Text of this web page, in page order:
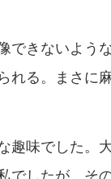
できないよう
る。まさに
趣味でした。
でしたが、そ